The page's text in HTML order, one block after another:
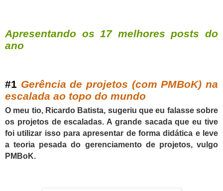
Apresentando os 17 melhores posts do
ano
#1 Gerência de projetos (com PMBoK) na
escalada ao topo do mundo
O meu tio, Ricardo Batista, sugeriu que eu falasse sobre
os projetos de escaladas. A grande sacada que eu tive
foi utilizar isso para apresentar de forma didática e leve
a teoria pesada do gerenciamento de projetos, vulgo
PMBoK.